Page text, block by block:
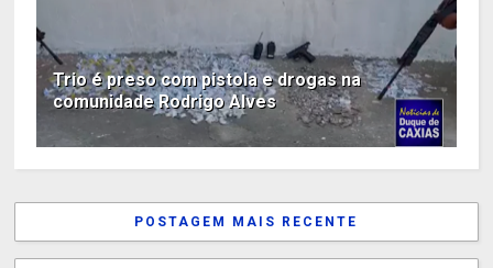
Trio é preso com pistola e drogas na
comunidade Rodrigo Alves
POSTAGEM MAIS RECENTE